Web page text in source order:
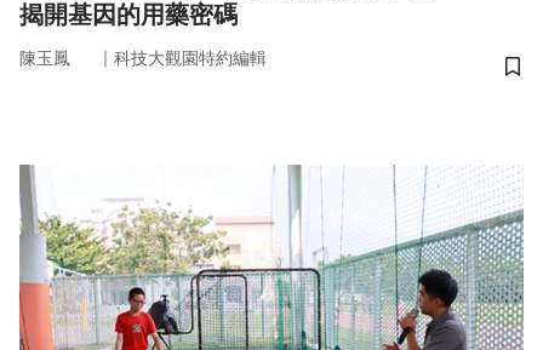
揭開基因的用藥密碼
陳玉鳳 ｜ 科技大觀園特約編輯
儲